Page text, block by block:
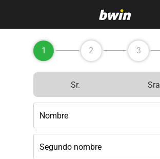
1 2 3
Sr.
Nombre
Segundo nombre